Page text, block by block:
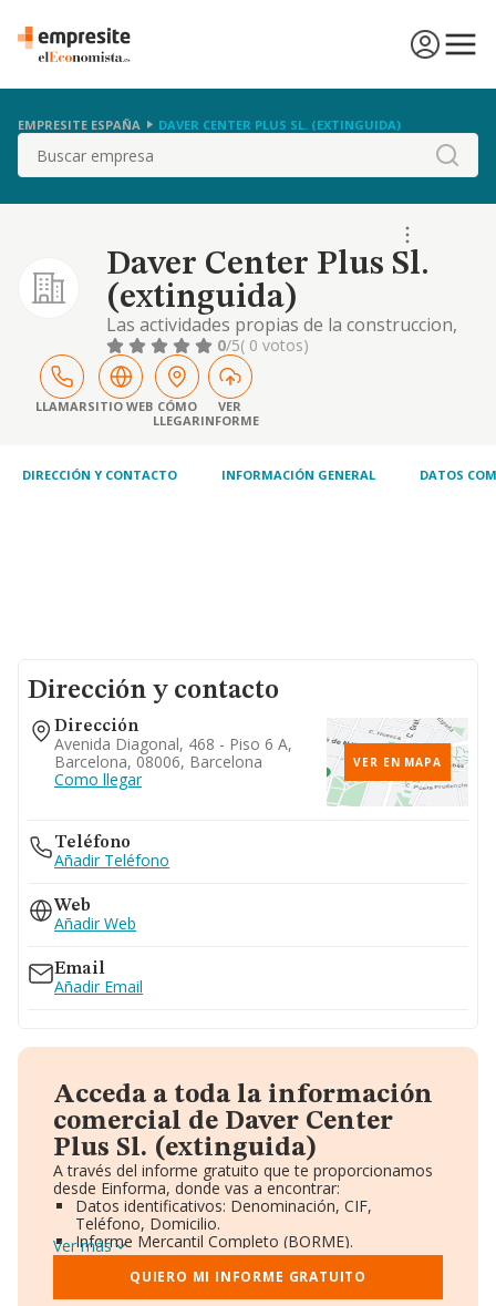
EMPRESITE ESPAÑA DAVER CENTER PLUS SL. (EXTINGUIDA)
Buscar
Daver Center Plus Sl.
(extinguida)
Las actividades propias de la construccion,
reparacion y colocacion de todo tipo de
persianas. la realizacion de todo tipo de
obras publicas o privadas, la realizacion de
instalacion de carpinteria metalica, asi como
trabajos ...
0/5( 0 votos)
LLAMARSITIO WEB CÓMO
LLEGAR
VER
INFORME
DIRECCIÓN Y CONTACTO INFORMACIÓN GENERAL DATOS
Dirección y contacto
Dirección
Avenida Diagonal, 468 - Piso 6 A,
Barcelona, 08006, Barcelona
Como llegar
VER EN MAPA
Teléfono
Añadir Teléfono
Web
Añadir Web
Email
Añadir Email
Acceda a toda la información
comercial de Daver Center
Plus Sl. (extinguida)
A través del informe gratuito que te proporcionamos
desde Einforma, donde vas a encontrar:
Datos identificativos: Denominación, CIF,
Teléfono, Domicilio.
Informe Mercantil Completo (BORME).
Gráficos de Evolución Ventas y Empleados.
Consejo de Administración y Administradores.
Directivos y Ejecutivos.
Ver más
QUIERO MI INFORME GRATUITO